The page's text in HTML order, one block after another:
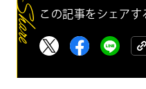
この記事をシェアす